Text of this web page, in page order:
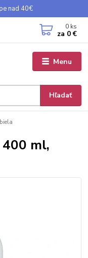
nad 40€
Menu
Hľadať
0 ks
za 0 €
ml,